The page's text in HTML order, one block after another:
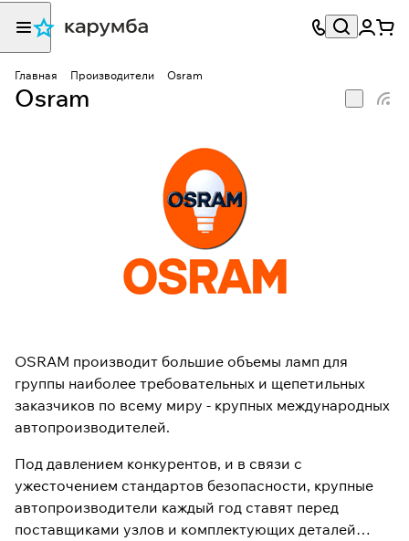
Главная Производители Osram
Osram
OSRAM производит большие объемы ламп для
группы наиболее требовательных и щепетильных
заказчиков по всему миру - крупных международных
автопроизводителей.
Под давлением конкурентов, и в связи с
ужесточением стандартов безопасности, крупные
автопроизводители каждый год ставят перед
поставщиками узлов и комплектующих деталей